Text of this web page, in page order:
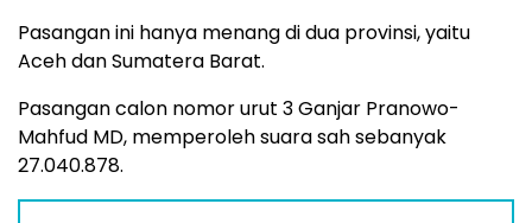
Pasangan ini hanya menang di dua provinsi, yaitu
Aceh dan Sumatera Barat.
Pasangan calon nomor urut 3 Ganjar Pranowo-
Mahfud MD, memperoleh suara sah sebanyak
27.040.878.